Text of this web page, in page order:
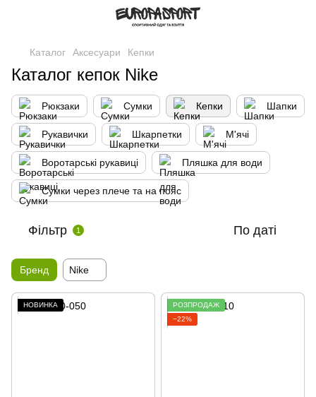
Каталог Аксесуари Кепки
Каталог кепок Nike
Рюкзаки Сумки Кепки Шапки
Рукавички Шкарпетки М'ячі
Воротарські рукавиці Пляшка для води
Сумки через плече та на пояс
Фільтр 1 По даті
Бренд Nike
НОВИНКА
РОЗПРОДАЖ
−22%